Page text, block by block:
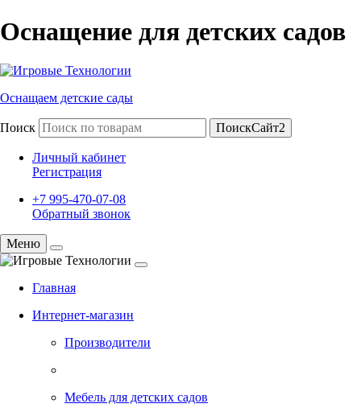
Оснащение для детских садов
Оснащаем детские сады
Поиск ПоискСайт2
Личный кабинет
Регистрация
+7 995-470-07-08
Обратный звонок
Меню
Главная
Интернет-магазин
Производители
Мебель для детских садов